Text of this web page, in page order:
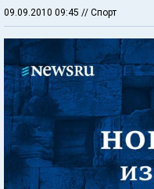
09.09.2010 09:45 // Спорт